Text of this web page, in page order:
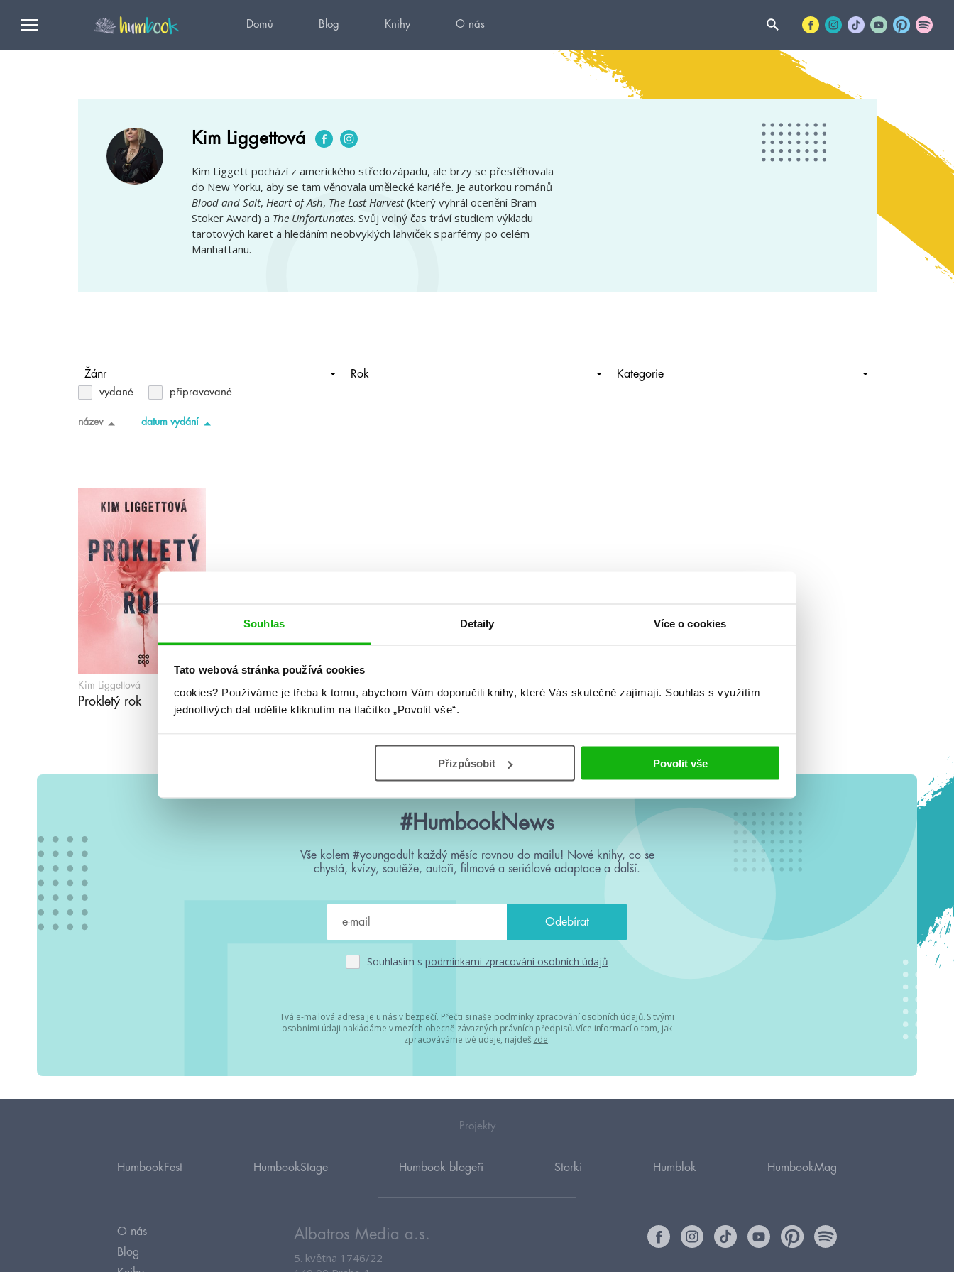
Souhlas Detaily Více o cookies
Tato webová stránka používá cookies
cookies? Používáme je třeba k tomu, abychom Vám doporučili knihy, které Vás skutečně zajímají. Souhlas s využitím
jednotlivých dat udělíte kliknutím na tlačítko „Povolit vše“.
Přizpůsobit Povolit vše
Domů Blog Knihy O nás
Kim Liggettová
Kim Liggett pochází z amerického středozápadu, ale brzy se přestěhovala
do New Yorku, aby se tam věnovala umělecké kariéře. Je autorkou románů
Blood and Salt, Heart of Ash, The Last Harvest(který vyhrál ocenění Bram
Stoker Award) a The Unfortunates. Svůj volný čas tráví studiem výkladu
tarotových karet a hledáním neobvyklých lahviček s parfémy po celém
Manhattanu.
Žánr Rok Kategorie
vydané připravované
název datum vydání
Kim Liggettová
Prokletý rok
#HumbookNews
Vše kolem #youngadult každý měsíc rovnou do mailu! Nové knihy, co se
chystá, kvízy, soutěže, autoři, filmové a seriálové adaptace a další.
Souhlasím s podmínkami zpracování osobních údajů
Tvá e-mailová adresa je u nás v bezpečí. Přečti si naše podmínky zpracování osobních údajů. S tvými
osobními údaji nakládáme v mezích obecně závazných právních předpisů. Více informací o tom, jak
zpracováváme tvé údaje, najdeš zde.
Projekty
HumbookFest HumbookStage Humbook blogeři Storki Humblok HumbookMag
O nás
Blog
Albatros Media a.s.
5. května 1746/22